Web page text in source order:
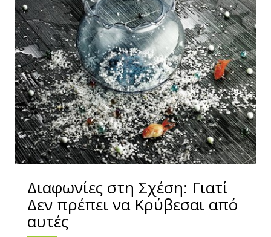
Διαφωνίες στη Σχέση: Γιατί
Δεν πρέπει να Κρύβεσαι από
αυτές